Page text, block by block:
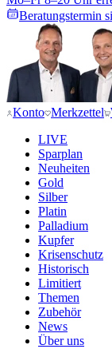
Beratungstermin
Konto Merkzettel
LIVE
Sparplan
Neuheiten
Gold
Silber
Platin
Palladium
Kupfer
Krisenschutz
Historisch
Limitiert
Themen
Zubehör
News
Über uns